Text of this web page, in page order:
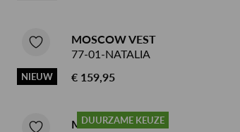
NIEUW
MOSCOW VEST
77-01-NATALIA
€ 159,95
DUURZAME KEUZE
MOSCOW VEST